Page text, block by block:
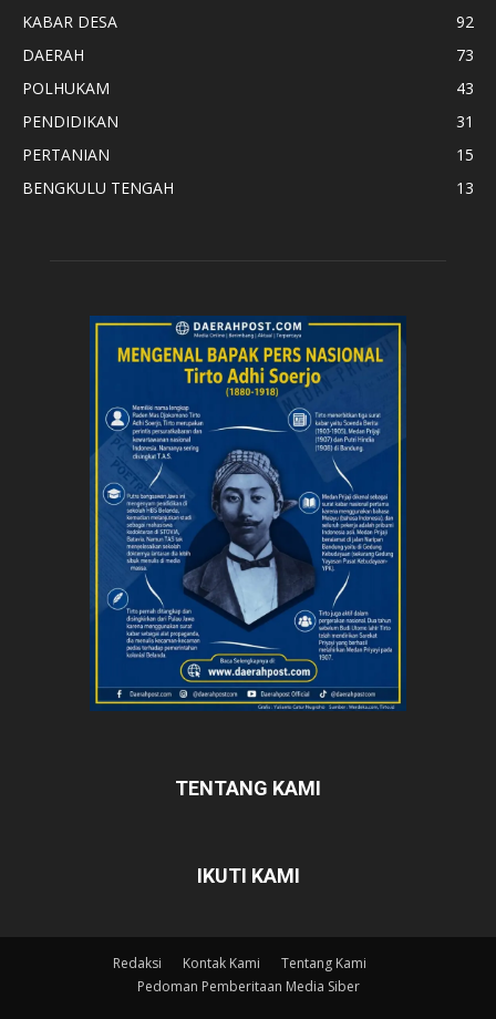
KABAR DESA
92
DAERAH
73
POLHUKAM
43
PENDIDIKAN
31
PERTANIAN
15
BENGKULU TENGAH
13
TENTANG KAMI
IKUTI KAMI
Redaksi Kontak Kami
Tentang Kami
Pedoman Pemberitaan Media Siber